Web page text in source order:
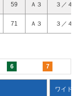
59 Ａ３ ３／４
71 Ａ３ ３／４
6 7
ワイド